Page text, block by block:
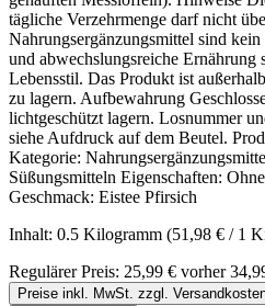
tägliche Verzehrmenge darf nicht
Nahrungsergänzungsmittel sind
und abwechslungsreiche Ernährung
Lebensstil. Das Produkt ist
zu lagern. Aufbewahrung
lichtgeschützt lagern. Losnummer
siehe Aufdruck auf dem Beutel.
Kategorie:
Süßungsmitteln Eigenschaften:
Geschmack: Eistee Pfirsich
Inhalt: 0.5 Kilogramm (51,98 € / 1
Regulärer Preis: 25,99 € vorher
Preise inkl. MwSt. zzgl.